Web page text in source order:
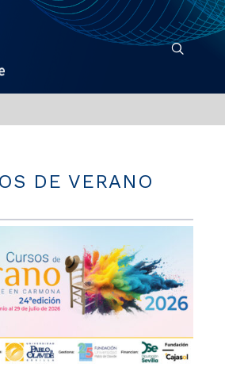
DE VERANO